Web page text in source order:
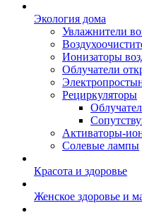
Экология дома
Увлажнители
Ионизаторы
Облучатели
Рециркуляторы
Активаторы-
Солевые лампы
Красота и здоровье
Женское здоровье и